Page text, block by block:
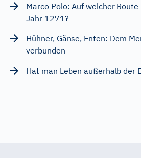
Marco Polo: Auf welcher
Jahr 1271?
Hühner, Gänse, Enten: Dem
verbunden
Hat man Leben außerhalb der